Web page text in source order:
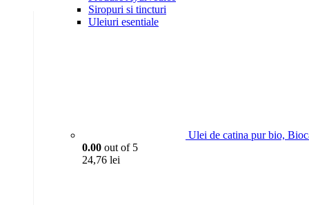
Siropuri si tincturi
Uleiuri esentiale
Ulei de catina pur bio,
0.00 out of 5
24,76 lei